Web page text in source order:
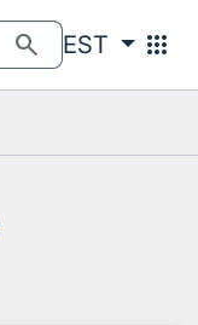
search EST apps